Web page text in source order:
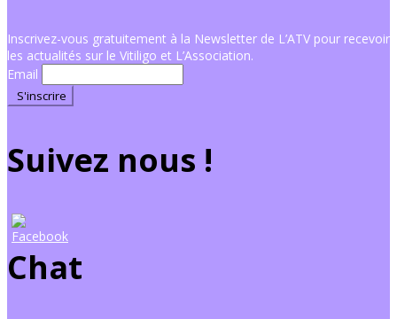
Inscrivez-vous gratuitement à la Newsletter de L’ATV pour recevoir
les actualités sur le Vitiligo et L’Association.
Email
Suivez nous !
Chat